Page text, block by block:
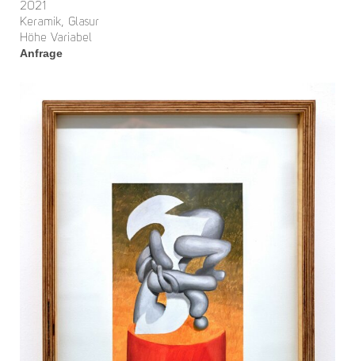
2021
Keramik, Glasur
Höhe Variabel
Anfrage